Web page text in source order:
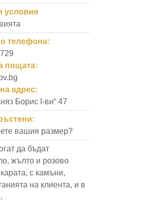
условия
телефона:
пощата:
адрес:
Борис I-ви“ 47
вашия размер?
да бъдат
жълто и розово
с камъни,
на клиента, и в